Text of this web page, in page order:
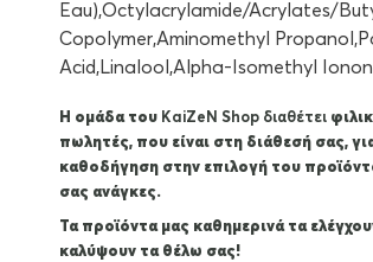
Eau),Octylacrylamide/Acrylates/
Copolymer,Aminomethyl
Acid,Linalool,Alpha-Isomethyl
Η ομάδα του KaiZeΝ Shop διαθέτει
πωλητές, που είναι στη διάθεσή σας,
καθοδήγηση στην επιλογή του
σας ανάγκες.
Τα προϊόντα μας καθημερινά τα
καλύψουν τα θέλω σας!